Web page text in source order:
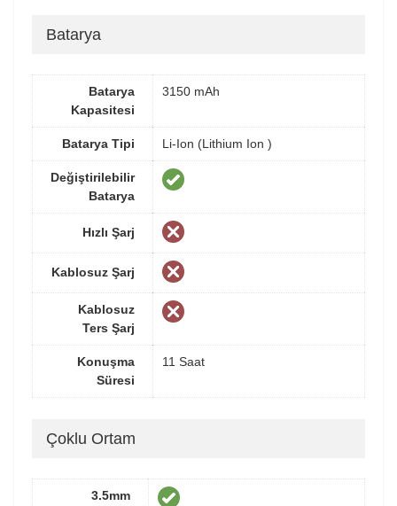
Batarya
Batarya
Kapasitesi
3150 mAh
Batarya Tipi Li-Ion (Lithium Ion )
Değiştirilebilir
Batarya
Hızlı Şarj
Kablosuz Şarj
Kablosuz
Ters Şarj
Konuşma
Süresi
11 Saat
Çoklu Ortam
3.5mm